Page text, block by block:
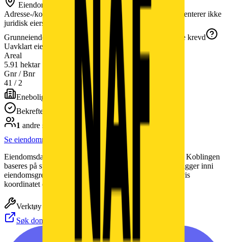
Eiendom ved virksomhetsadressen
Adresse-/koordinatkobling fra Matrikkelen; dette dokumenterer ikke
juridisk eierskap.
Grunneiendom
Vestvågøy 1860-41/2-0
Jordskifte krevd
Uavklart eierskap
Areal
5.91 hektar
Gnr / Bnr
41 /2
Enebolig
Bekreftet bygg
1 andre selskap
registrert på samme eiendom
Se eiendommen i detalj
Eiendomsdata fra Kartverket Matrikkelen via Geonorge. Koblingen
baseres på spatial join (selskapets geocodede koordinat ligger inni
eiendomsgrensen) — kan inkludere naboeiendommer hvis
koordinatet er upresist.
Verktøy
Søk domener hos Norid